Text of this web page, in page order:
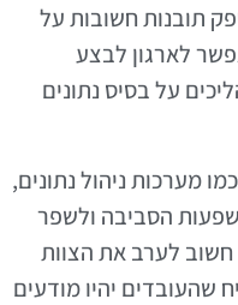
תובנות חשובות על
לארגון לבצע
על בסיס נתונים
מערכות ניהול נתונים,
הסביבה ולשפר
חשוב לערב את הצוות
יהיו מודעים